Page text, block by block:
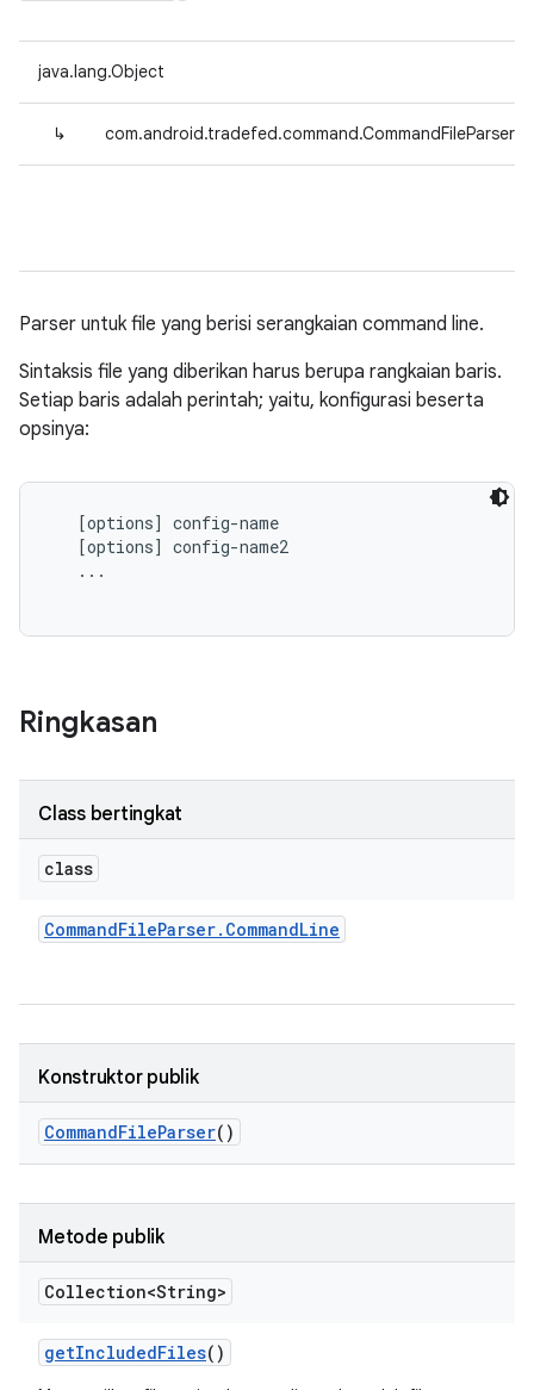
java.lang.Object
↳ com.android.tradefed.command.CommandFileParser
Parser untuk file yang berisi serangkaian command line.
Sintaksis file yang diberikan harus berupa rangkaian baris.
Setiap baris adalah perintah; yaitu, konfigurasi beserta
opsinya:
   [options] config-name
   [options] config-name2
   ...
Ringkasan
Class bertingkat
class
CommandFileParser. CommandLine
Konstruktor publik
CommandFileParser()
Metode publik
Collection<String>
getIncludedFiles()